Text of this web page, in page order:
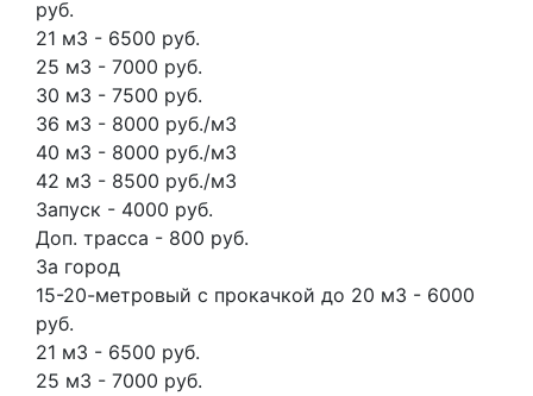
руб.
21 м3 - 6500 руб.
25 м3 - 7000 руб.
30 м3 - 7500 руб.
36 м3 - 8000 руб./м3
40 м3 - 8000 руб./м3
42 м3 - 8500 руб./м3
Запуск - 4000 руб.
Доп. трасса - 800 руб.
За город
15-20-метровый с прокачкой до 20 м3 - 6000
руб.
21 м3 - 6500 руб.
25 м3 - 7000 руб.